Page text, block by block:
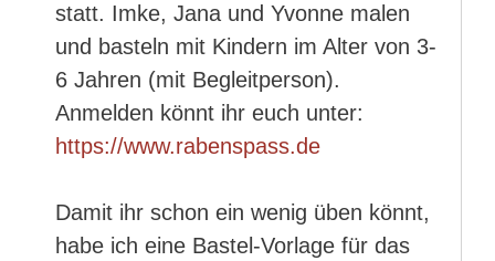
statt. Imke, Jana und Yvonne malen
und basteln mit Kindern im Alter von 3-
6 Jahren (mit Begleitperson).
Anmelden könnt ihr euch unter:
https://www.rabenspass.de
Damit ihr schon ein wenig üben könnt,
habe ich eine Bastel-Vorlage für das